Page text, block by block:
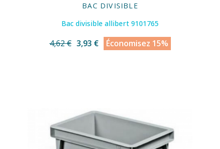
BAC DIVISIBLE
Bac divisible allibert 9101765
4,62 € 3,93 € Économisez 15%